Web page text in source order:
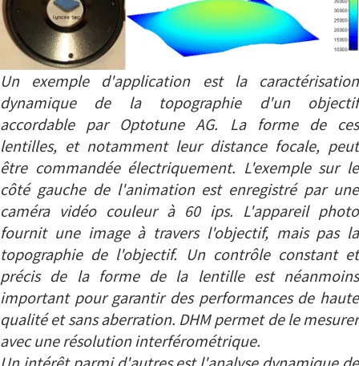
Un exemple d'application est la caractérisation
dynamique de la topographie d'un objectif
accordable par Optotune AG. La forme de ces
lentilles, et notamment leur distance focale, peut
être commandée électriquement. L'exemple sur le
côté gauche de l'animation est enregistré par une
caméra vidéo couleur à 60 ips. L'appareil photo
fournit une image à travers l'objectif, mais pas la
topographie de l'objectif. Un contrôle constant et
précis de la forme de la lentille est néanmoins
important pour garantir des performances de haute
qualité et sans aberration. DHM permet de le mesurer
avec une résolution interférométrique.